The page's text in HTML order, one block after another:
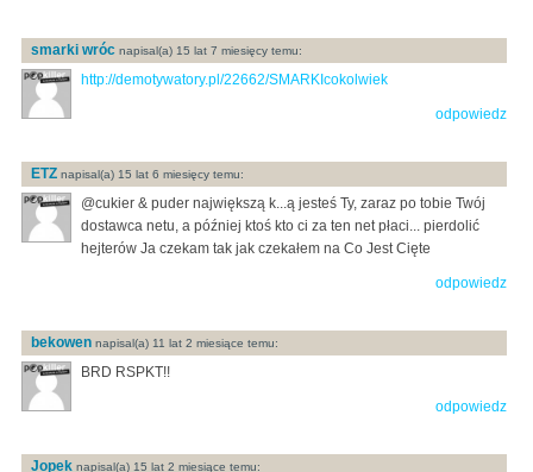
smarki wróc napisal(a) 15 lat 7 miesięcy temu:
http://demotywatory.pl/22662/SMARKIcokolwiek
odpowiedz
ETZ napisal(a) 15 lat 6 miesięcy temu:
@cukier & puder największą k...ą jesteś Ty, zaraz po tobie Twój
dostawca netu, a później ktoś kto ci za ten net płaci... pierdolić
hejterów Ja czekam tak jak czekałem na Co Jest Cięte
odpowiedz
bekowen napisal(a) 11 lat 2 miesiące temu:
BRD RSPKT!!
odpowiedz
Jopek napisal(a) 15 lat 2 miesiące temu: